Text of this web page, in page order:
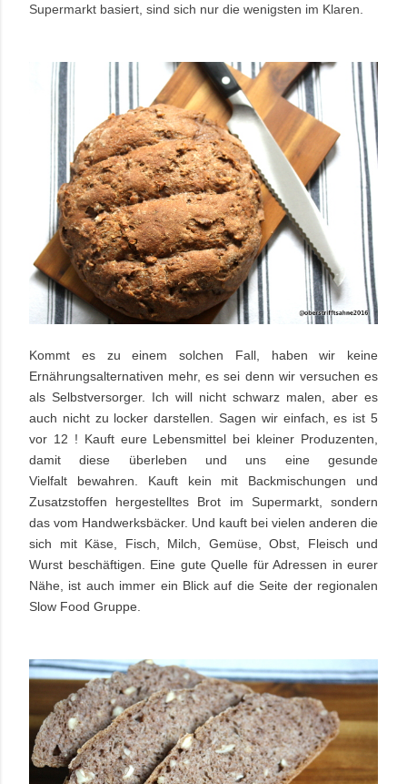
Supermarkt basiert, sind sich nur die wenigsten im Klaren.
Kommt es zu einem solchen Fall, haben wir keine
Ernährungsalternativen mehr, es sei denn wir versuchen es
als Selbstversorger. Ich will nicht schwarz malen, aber es
auch nicht zu locker darstellen. Sagen wir einfach, es ist 5
vor 12 ! Kauft eure Lebensmittel bei kleiner Produzenten,
damit diese überleben und uns eine gesunde
Vielfalt bewahren. Kauft kein mit Backmischungen und
Zusatzstoffen hergestelltes Brot im Supermarkt, sondern
das vom Handwerksbäcker. Und kauft bei vielen anderen die
sich mit Käse, Fisch, Milch, Gemüse, Obst, Fleisch und
Wurst beschäftigen. Eine gute Quelle für Adressen in eurer
Nähe, ist auch immer ein Blick auf die Seite der regionalen
Slow Food Gruppe.